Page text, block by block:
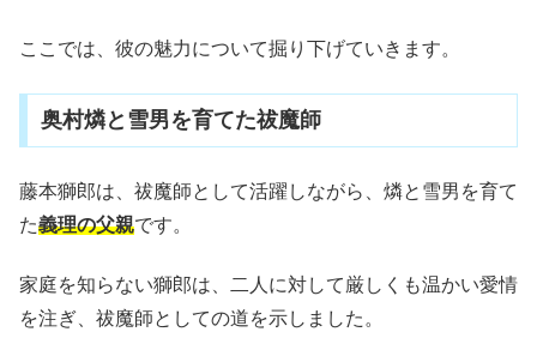
ここでは、彼の魅力について掘り下げていきます。
奥村燐と雪男を育てた祓魔師
藤本獅郎は、祓魔師として活躍しながら、燐と雪男を育て
た義理の父親です。
家庭を知らない獅郎は、二人に対して厳しくも温かい愛情
を注ぎ、祓魔師としての道を示しました。